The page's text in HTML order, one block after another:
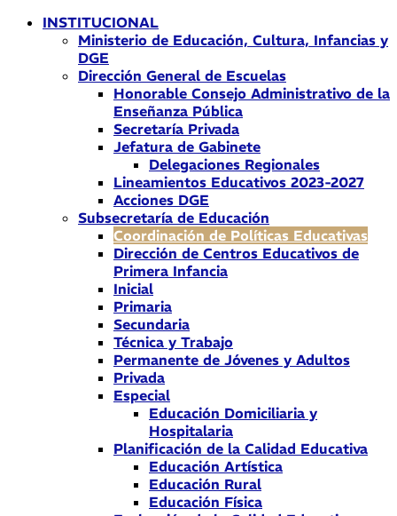
INSTITUCIONAL
Ministerio de Educación, Cultura, Infancias y
DGE
Dirección General de Escuelas
Honorable Consejo Administrativo de la
Enseñanza Pública
Secretaría Privada
Jefatura de Gabinete
Delegaciones Regionales
Lineamientos Educativos 2023-2027
Acciones DGE
Subsecretaría de Educación
Coordinación de Políticas Educativas
Dirección de Centros Educativos de
Primera Infancia
Inicial
Primaria
Secundaria
Técnica y Trabajo
Permanente de Jóvenes y Adultos
Privada
Especial
Educación Domiciliaria y
Hospitalaria
Planificación de la Calidad Educativa
Educación Artística
Educación Rural
Educación Física